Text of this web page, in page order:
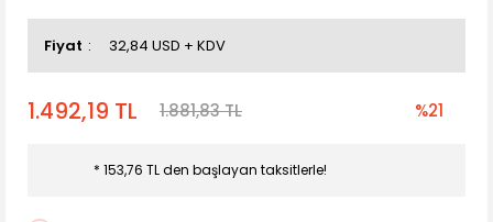
Fiyat 32,84 USD + KDV
1.492,19 TL 1.881,83 TL %21
* 153,76 TL den başlayan taksitlerle!